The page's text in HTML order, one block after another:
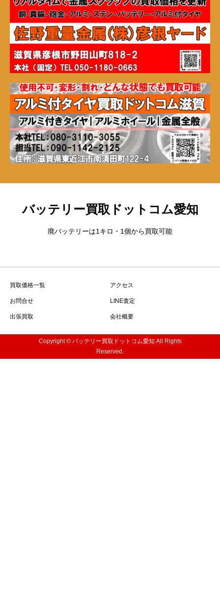
バッテリー買取ドットコム愛知
廃バッテリーは1キロ・1個から買取可能
買取価格一覧 アクセス
お問合せ LINE査定
出張買取 会社概要
Copyright © バッテリー買取ドットコム愛知 All Rights
Reserved.